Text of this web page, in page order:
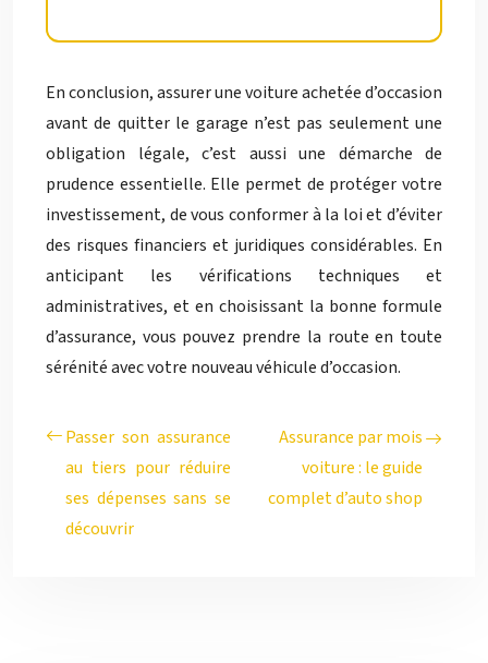
En conclusion, assurer une voiture achetée d’occasion
avant de quitter le garage n’est pas seulement une
obligation légale, c’est aussi une démarche de
prudence essentielle. Elle permet de protéger votre
investissement, de vous conformer à la loi et d’éviter
des risques financiers et juridiques considérables. En
anticipant les vérifications techniques et
administratives, et en choisissant la bonne formule
d’assurance, vous pouvez prendre la route en toute
sérénité avec votre nouveau véhicule d’occasion.
Passer son assurance
au tiers pour réduire
ses dépenses sans se
découvrir
Assurance par mois
voiture : le guide
complet d’auto shop